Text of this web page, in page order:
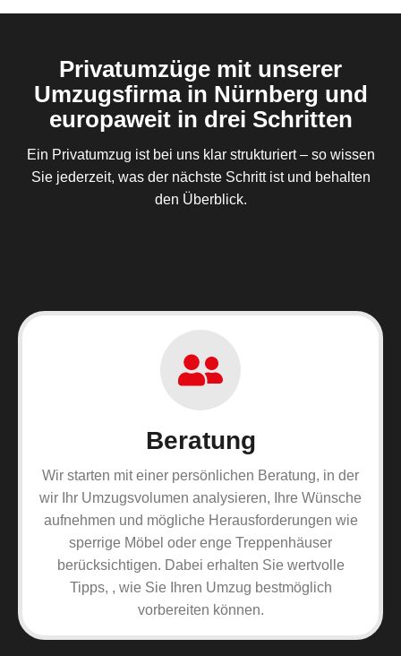
Privatumzüge mit unserer
Umzugsfirma in Nürnberg und
europaweit in drei Schritten
Ein Privatumzug ist bei uns klar strukturiert – so wissen
Sie jederzeit, was der nächste Schritt ist und behalten
den Überblick.
Beratung
Wir starten mit einer persönlichen Beratung, in der
wir Ihr Umzugsvolumen analysieren, Ihre Wünsche
aufnehmen und mögliche Herausforderungen wie
sperrige Möbel oder enge Treppenhäuser
berücksichtigen. Dabei erhalten Sie wertvolle
Tipps, , wie Sie Ihren Umzug bestmöglich
vorbereiten können.